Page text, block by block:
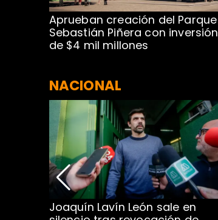
Aprueban creación del Parque
Sebastián Piñera con inversión
de $4 mil millones
NACIONAL
Joaquín Lavín León sale en